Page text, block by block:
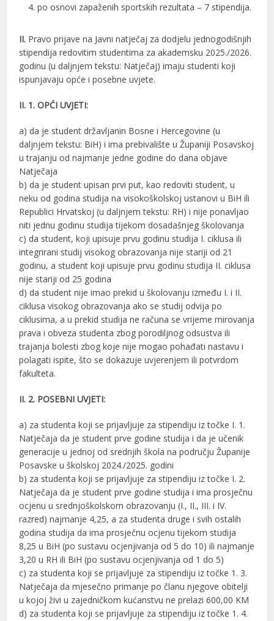
po osnovi zapaženih sportskih rezultata – 7 stipendija.
II. Pravo prijave na Javni natječaj za dodjelu jednogodišnjih
stipendija redovitim studentima za akademsku 2025./2026.
godinu (u daljnjem tekstu: Natječaj) imaju studenti koji
ispunjavaju opće i posebne uvjete.
II. 1. OPĆI UVJETI:
a) da je student državljanin Bosne i Hercegovine (u
daljnjem tekstu: BiH) i ima prebivalište u Županiji Posavskoj
u trajanju od najmanje jedne godine do dana objave
Natječaja
b) da je student upisan prvi put, kao redoviti student, u
neku od godina studija na visokoškolskoj ustanovi u BiH ili
Republici Hrvatskoj (u daljnjem tekstu: RH) i nije ponavljao
niti jednu godinu studija tijekom dosadašnjeg školovanja
c) da student, koji upisuje prvu godinu studija I. ciklusa ili
integrirani studij visokog obrazovanja nije stariji od 21
godinu, a student koji upisuje prvu godinu studija II. ciklusa
nije stariji od 25 godina
d) da student nije imao prekid u školovanju između I. i II.
ciklusa visokog obrazovanja ako se studij odvija po
ciklusima, a u prekid studija ne računa se vrijeme mirovanja
prava i obveza studenta zbog porodiljnog odsustva ili
trajanja bolesti zbog koje nije mogao pohađati nastavu i
polagati ispite, što se dokazuje uvjerenjem ili potvrdom
fakulteta.
II. 2. POSEBNI UVJETI:
a) za studenta koji se prijavljuje za stipendiju iz točke I. 1.
Natječaja da je student prve godine studija i da je učenik
generacije u jednoj od srednjih škola na području Županije
Posavske u školskoj 2024./2025. godini
b) za studenta koji se prijavljuje za stipendiju iz točke I. 2.
Natječaja da je student prve godine studija i ima prosječnu
ocjenu u srednjoškolskom obrazovanju (I., II., III. i IV.
razred) najmanje 4,25, a za studenta druge i svih ostalih
godina studija da ima prosječnu ocjenu tijekom studija
8,25 u BiH (po sustavu ocjenjivanja od 5 do 10) ili najmanje
3,20 u RH ili BiH (po sustavu ocjenjivanja od 1 do 5)
c) za studenta koji se prijavljuje za stipendiju iz točke 1. 3.
Natječaja da mjesečno primanje po članu njegove obitelji
u kojoj živi u zajedničkom kućanstvu ne prelazi 600,00 KM
d) za studenta koji se prijavljuje za stipendiju iz točke 1. 4.